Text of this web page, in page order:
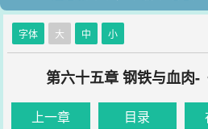
字体 大 中 小
第六十五章 钢铁与血肉-
上一章 目录